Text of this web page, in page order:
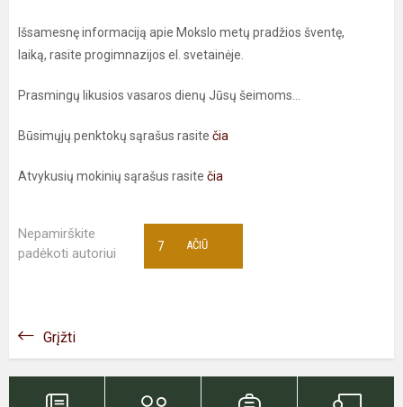
Išsamesnę informaciją apie Mokslo metų pradžios šventę,
laiką, rasite progimnazijos el. svetainėje.
Prasmingų likusios vasaros dienų Jūsų šeimoms...
Būsimųjų penktokų sąrašus rasite čia
Atvykusių mokinių sąrašus rasite čia
Nepamirškite
padėkoti autoriui
AČIŪ
7
Grįžti